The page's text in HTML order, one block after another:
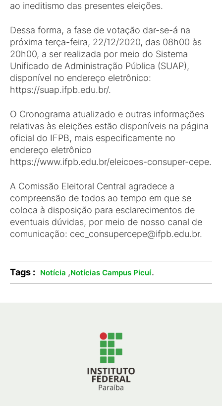
ao ineditismo das presentes eleições.
Dessa forma, a fase de votação dar-se-á na
próxima terça-feira, 22/12/2020, das 08h00 às
20h00, a ser realizada por meio do Sistema
Unificado de Administração Pública (SUAP),
disponível no endereço eletrônico:
https://suap.ifpb.edu.br/.
O Cronograma atualizado e outras informações
relativas às eleições estão disponíveis na página
oficial do IFPB, mais especificamente no
endereço eletrônico
https://www.ifpb.edu.br/eleicoes-consuper-cepe.
A Comissão Eleitoral Central agradece a
compreensão de todos ao tempo em que se
coloca à disposição para esclarecimentos de
eventuais dúvidas, por meio de nosso canal de
comunicação: cec_consupercepe@ifpb.edu.br.
Tags : Notícia ,Notícias Campus Picuí.